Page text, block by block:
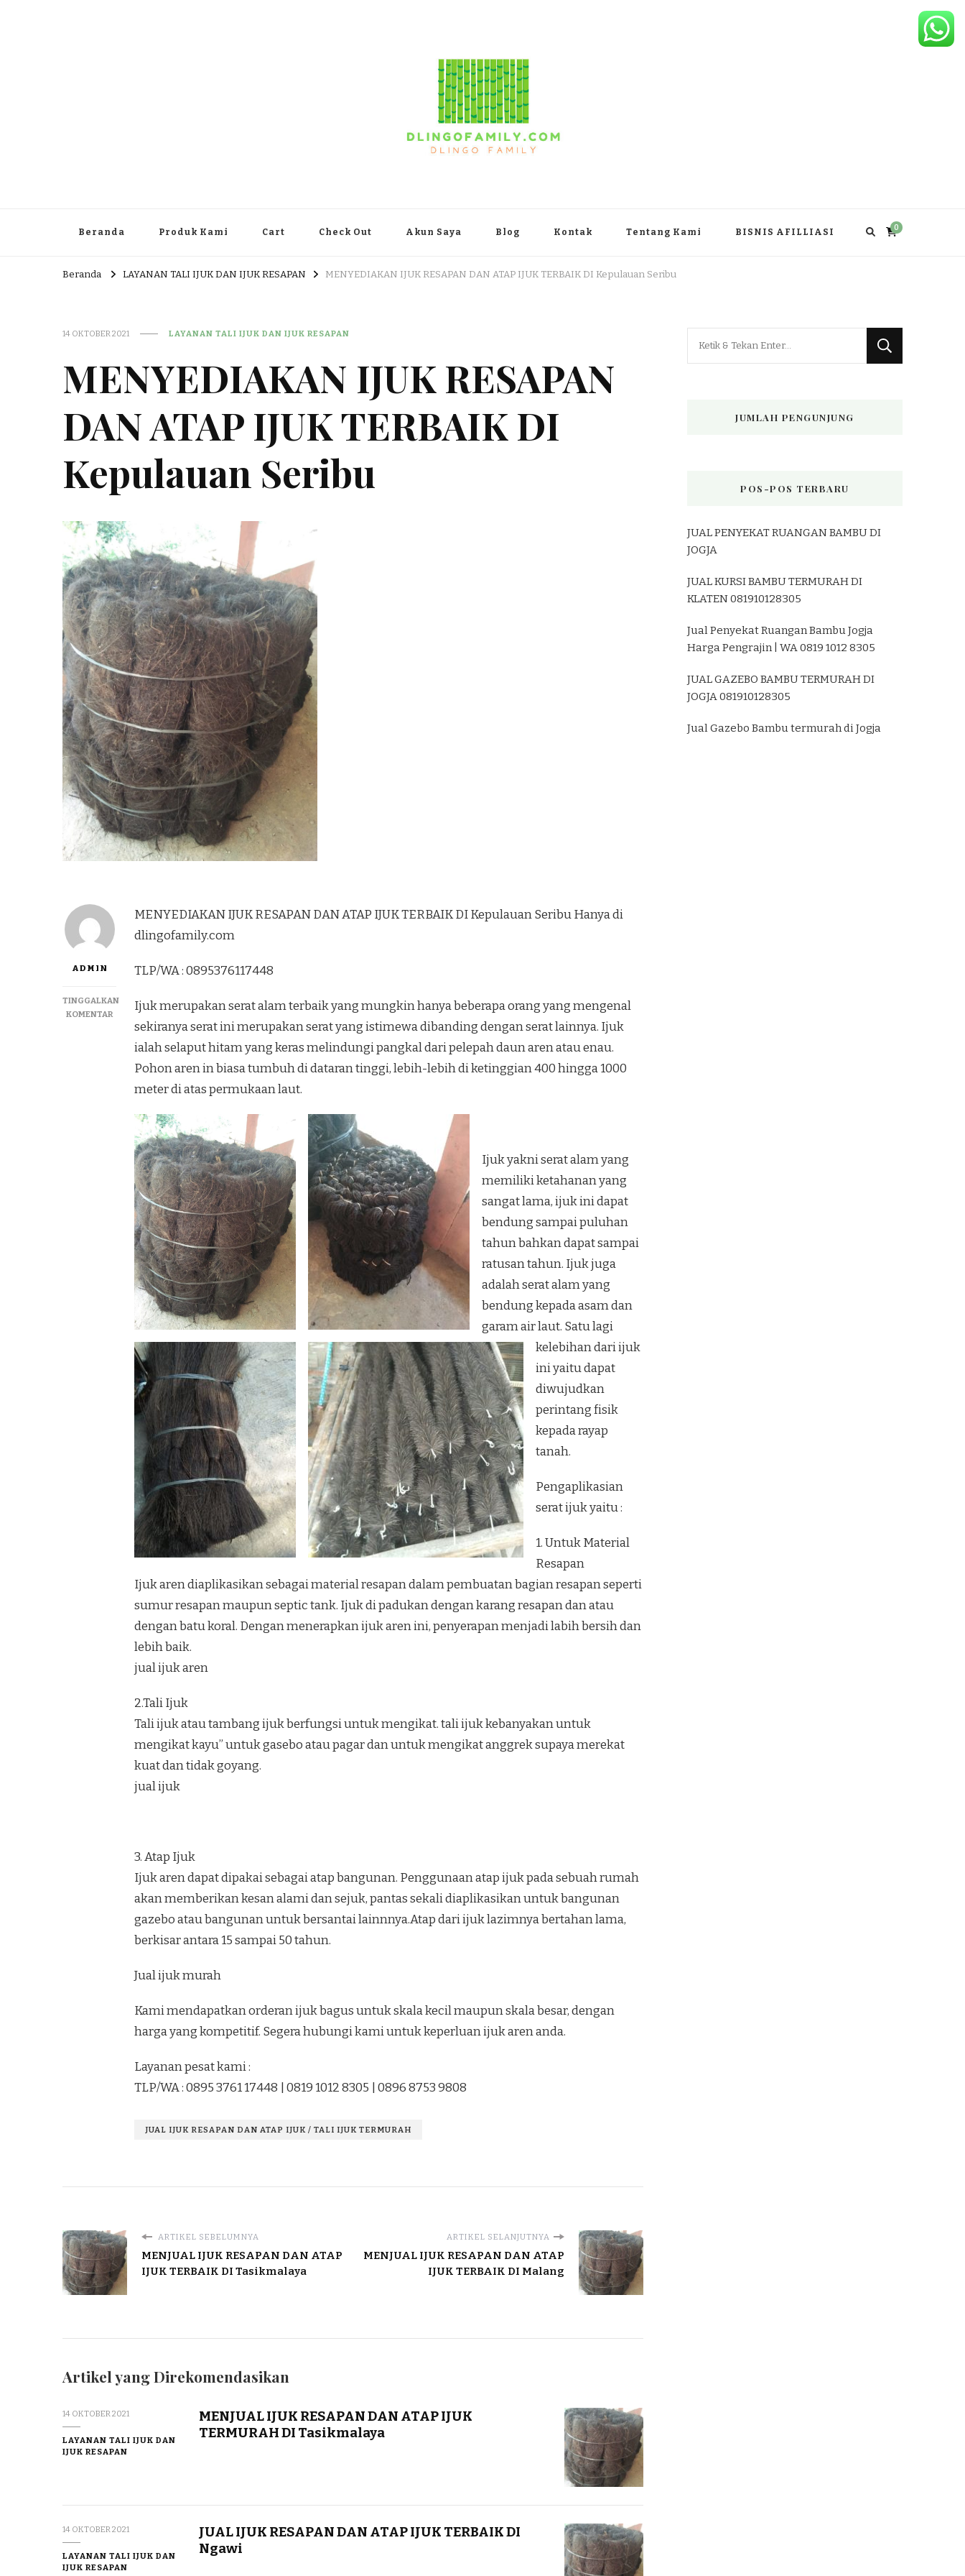
Beranda Produk Kami Cart Check Out Akun Saya Blog Kontak Tentang Kami BISNIS AFILLIASI 0
Beranda LAYANAN TALI IJUK DAN IJUK RESAPAN MENYEDIAKAN IJUK RESAPAN DAN ATAP IJUK TERBAIK DI Kepulauan Seribu
14 OKTOBER 2021 LAYANAN TALI IJUK DAN IJUK RESAPAN
MENYEDIAKAN IJUK RESAPAN
DAN ATAP IJUK TERBAIK DI
Kepulauan Seribu
ADMIN
TINGGALKAN
KOMENTARPADA
MENYEDIAKAN
RESAPAN
KEPULAUAN
SERIBU
MENYEDIAKAN IJUK RESAPAN DAN ATAP IJUK TERBAIK DI Kepulauan Seribu Hanya di
dlingofamily.com
TLP/WA : 0895376117448
Ijuk merupakan serat alam terbaik yang mungkin hanya beberapa orang yang mengenal
sekiranya serat ini merupakan serat yang istimewa dibanding dengan serat lainnya. Ijuk
ialah selaput hitam yang keras melindungi pangkal dari pelepah daun aren atau enau.
Pohon aren in biasa tumbuh di dataran tinggi, lebih-lebih di ketinggian 400 hingga 1000
meter di atas permukaan laut.
Ijuk yakni serat alam yang
memiliki ketahanan yang
sangat lama, ijuk ini dapat
bendung sampai puluhan
tahun bahkan dapat sampai
ratusan tahun. Ijuk juga
adalah serat alam yang
bendung kepada asam dan
garam air laut. Satu lagi
kelebihan dari ijuk
ini yaitu dapat
diwujudkan
perintang fisik
kepada rayap
tanah.
Pengaplikasian
serat ijuk yaitu :
1. Untuk Material
Resapan
Ijuk aren diaplikasikan sebagai material resapan dalam pembuatan bagian resapan seperti
sumur resapan maupun septic tank. Ijuk di padukan dengan karang resapan dan atau
dengan batu koral. Dengan menerapkan ijuk aren ini, penyerapan menjadi labih bersih dan
lebih baik.
jual ijuk aren
2.Tali Ijuk
Tali ijuk atau tambang ijuk berfungsi untuk mengikat. tali ijuk kebanyakan untuk
mengikat kayu” untuk gasebo atau pagar dan untuk mengikat anggrek supaya merekat
kuat dan tidak goyang.
jual ijuk
3. Atap Ijuk
Ijuk aren dapat dipakai sebagai atap bangunan. Penggunaan atap ijuk pada sebuah rumah
akan memberikan kesan alami dan sejuk, pantas sekali diaplikasikan untuk bangunan
gazebo atau bangunan untuk bersantai lainnnya.Atap dari ijuk lazimnya bertahan lama,
berkisar antara 15 sampai 50 tahun.
Jual ijuk murah
Kami mendapatkan orderan ijuk bagus untuk skala kecil maupun skala besar, dengan
harga yang kompetitif. Segera hubungi kami untuk keperluan ijuk aren anda.
Layanan pesat kami :
TLP/WA : 0895 3761 17448 | 0819 1012 8305 | 0896 8753 9808
JUAL IJUK RESAPAN DAN ATAP IJUK / TALI IJUK TERMURAH
ARTIKEL SEBELUMNYA
MENJUAL IJUK RESAPAN DAN ATAP
IJUK TERBAIK DI Tasikmalaya
ARTIKEL SELANJUTNYA
MENJUAL IJUK RESAPAN DAN ATAP
IJUK TERBAIK DI Malang
Artikel yang Direkomendasikan
14 OKTOBER 2021
LAYANAN TALI IJUK DAN
IJUK RESAPAN
MENJUAL IJUK RESAPAN DAN ATAP IJUK
TERMURAH DI Tasikmalaya
14 OKTOBER 2021
LAYANAN TALI IJUK DAN
IJUK RESAPAN
JUAL IJUK RESAPAN DAN ATAP IJUK TERBAIK DI
Ngawi
JUMLAH PENGUNJUNG
POS-POS TERBARU
JUAL PENYEKAT RUANGAN BAMBU DI
JOGJA
JUAL KURSI BAMBU TERMURAH DI
KLATEN 081910128305
Jual Penyekat Ruangan Bambu Jogja
Harga Pengrajin | WA 0819 1012 8305
JUAL GAZEBO BAMBU TERMURAH DI
JOGJA 081910128305
Jual Gazebo Bambu termurah di Jogja